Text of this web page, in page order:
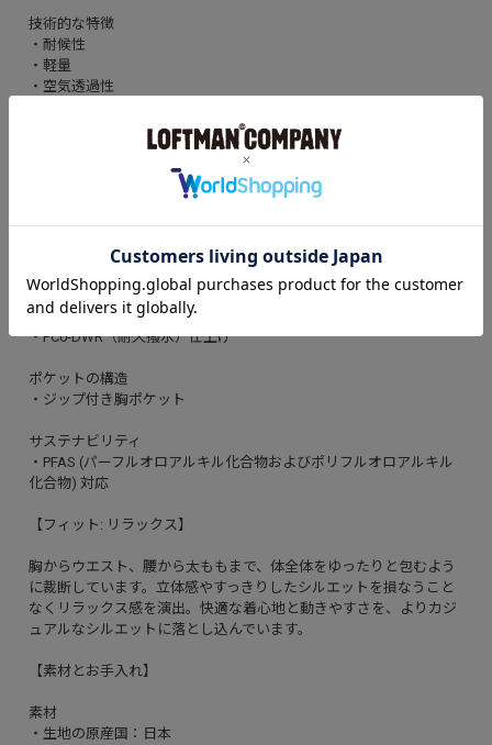
技術的な特徴
・耐候性
・軽量
・空気透過性
・シームテープにより耐候性をプラス
ネックラインの構造
・スナップ クロージャー付き隠しフロント プラケット
生地加工
・FC0-DWR（耐久撥水）仕上げ
ポケットの構造
・ジップ付き胸ポケット
サステナビリティ
・PFAS (パーフルオロアルキル化合物およびポリフルオロアルキル
化合物) 対応
【フィット: リラックス】
胸からウエスト、腰から太ももまで、体全体をゆったりと包むよう
に裁断しています。立体感やすっきりしたシルエットを損なうこと
なくリラックス感を演出。快適な着心地と動きやすさを、よりカジ
ュアルなシルエットに落とし込んでいます。
【素材とお手入れ】
素材
・生地の原産国：日本